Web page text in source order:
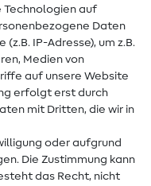
Technologien auf
Daten
IP-Adresse), um z.B.
Medien von
auf unsere Website
erfolgt erst durch
mit Dritten, die wir in
oder aufgrund
Die Zustimmung kann
das Recht, nicht